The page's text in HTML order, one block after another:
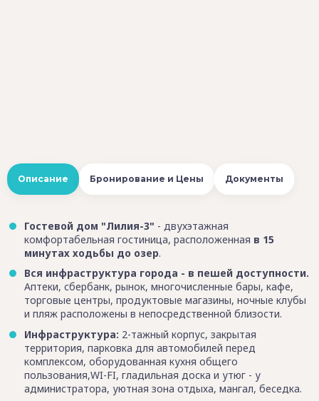
Описание Бронирование и Цены Документы
Гостевой дом "Лилия-3" - двухэтажная
комфортабельная гостиница, расположенная в 15
минутах ходьбы до озер.
Вся инфраструктура города - в пешей доступности.
Аптеки, сбербанк, рынок, многочисленные бары, кафе,
торговые центры, продуктовые магазины, ночные клубы
и пляж расположены в непосредственной близости.
Инфраструктура: 2-тажный корпус, закрытая
территория, парковка для автомобилей перед
комплексом, оборудованная кухня общего
пользования,WI-FI, гладильная доска и утюг - у
администратора, уютная зона отдыха, мангал, беседка.